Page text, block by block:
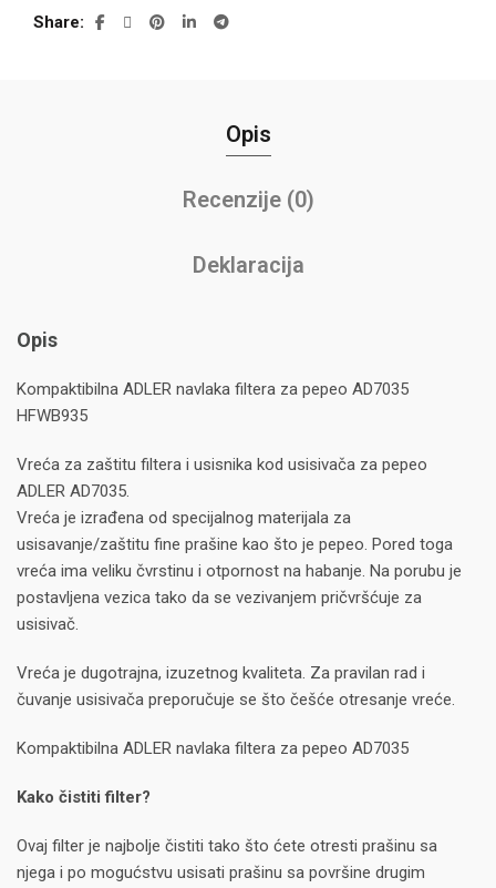
Share
Opis
Recenzije (0)
Deklaracija
Opis
Kompaktibilna ADLER navlaka filtera za pepeo AD7035
HFWB935
Vreća za zaštitu filtera i usisnika kod usisivača za pepeo
ADLER AD7035.
Vreća je izrađena od specijalnog materijala za
usisavanje/zaštitu fine prašine kao što je pepeo. Pored toga
vreća ima veliku čvrstinu i otpornost na habanje. Na porubu je
postavljena vezica tako da se vezivanjem pričvršćuje za
usisivač.
Vreća je dugotrajna, izuzetnog kvaliteta. Za pravilan rad i
čuvanje usisivača preporučuje se što češće otresanje vreće.
Kompaktibilna ADLER navlaka filtera za pepeo AD7035
Kako čistiti filter?
Ovaj filter je najbolje čistiti tako što ćete otresti prašinu sa
njega i po mogućstvu usisati prašinu sa površine drugim